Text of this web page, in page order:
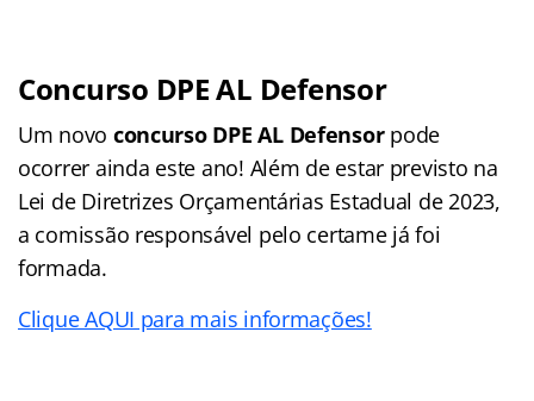
Concurso DPE AL Defensor
Um novo concurso DPE AL Defensorpode
ocorrer ainda este ano! Além de estar previsto na
Lei de Diretrizes Orçamentárias Estadual de 2023,
a comissão responsável pelo certame já foi
formada.
Clique AQUI para mais informações!